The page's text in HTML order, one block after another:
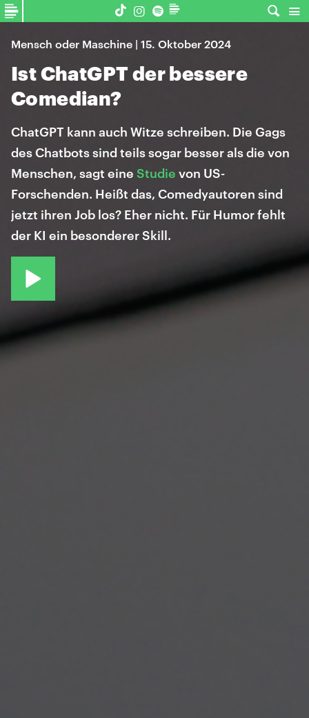
Mensch oder Maschine | 15. Oktober 2024
Ist ChatGPT der bessere
Comedian?
ChatGPT kann auch Witze schreiben. Die Gags
des Chatbots sind teils sogar besser als die von
Menschen, sagt eine Studie von US-
Forschenden. Heißt das, Comedyautoren sind
jetzt ihren Job los? Eher nicht. Für Humor fehlt
der KI ein besonderer Skill.